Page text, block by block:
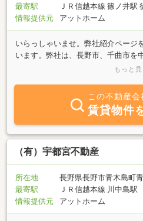
最寄駅
ＪＲ信越本線 篠ノ井駅
情報提供元
アットホーム
いらっしゃいませ。弊社紹介ページ
います。弊社は、長野市、千曲市を
件、売買物件のご紹介をしておりま
るご相談がございましたらお気軽に
フィナンシャル・プランニング技能
違ったご提案も出来るかと存じます
お客様がネット上で極力物件の絞込
す。一度ご覧いただければ幸いで
もっと見
この不動産会
賃貸物件
（有）宇都宮不動産
所在地
長野県長野市青木島町
最寄駅
ＪＲ信越本線 川中島駅
情報提供元
アットホーム